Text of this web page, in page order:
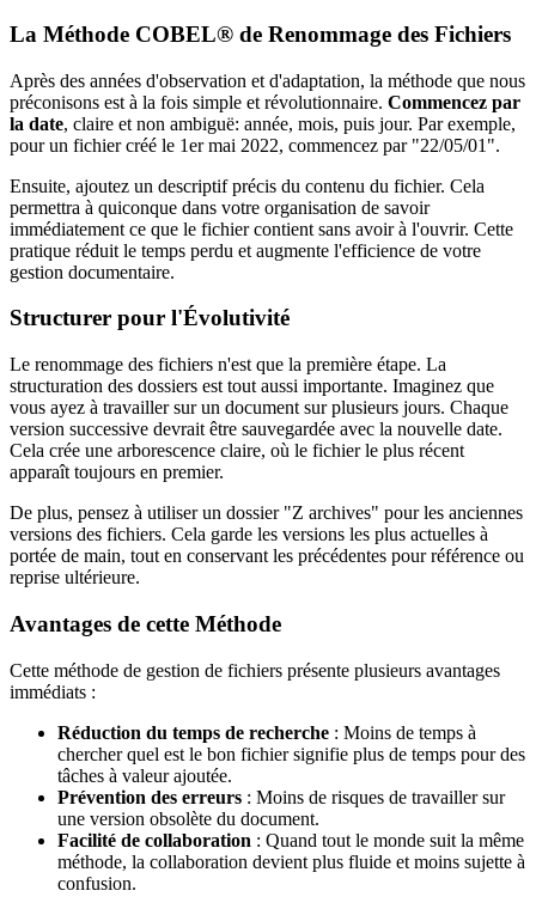
La Méthode COBEL® de Renommage des Fichiers
Après des années d'observation et d'adaptation, la méthode que nous
préconisons est à la fois simple et révolutionnaire. Commencez par
la date, claire et non ambiguë: année, mois, puis jour. Par exemple,
pour un fichier créé le 1er mai 2022, commencez par "22/05/01".
Ensuite, ajoutez un descriptif précis du contenu du fichier. Cela
permettra à quiconque dans votre organisation de savoir
immédiatement ce que le fichier contient sans avoir à l'ouvrir. Cette
pratique réduit le temps perdu et augmente l'efficience de votre
gestion documentaire.
Structurer pour l'Évolutivité
Le renommage des fichiers n'est que la première étape. La
structuration des dossiers est tout aussi importante. Imaginez que
vous ayez à travailler sur un document sur plusieurs jours. Chaque
version successive devrait être sauvegardée avec la nouvelle date.
Cela crée une arborescence claire, où le fichier le plus récent
apparaît toujours en premier.
De plus, pensez à utiliser un dossier "Z archives" pour les anciennes
versions des fichiers. Cela garde les versions les plus actuelles à
portée de main, tout en conservant les précédentes pour référence ou
reprise ultérieure.
Avantages de cette Méthode
Cette méthode de gestion de fichiers présente plusieurs avantages
immédiats :
Réduction du temps de recherche : Moins de temps à
chercher quel est le bon fichier signifie plus de temps pour des
tâches à valeur ajoutée.
Prévention des erreurs : Moins de risques de travailler sur
une version obsolète du document.
Facilité de collaboration : Quand tout le monde suit la même
méthode, la collaboration devient plus fluide et moins sujette à
confusion.